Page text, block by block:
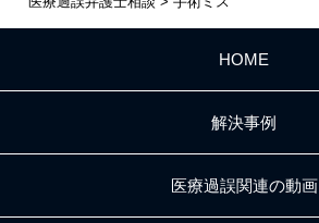
HOME
解決事例
医療過誤関連の動画